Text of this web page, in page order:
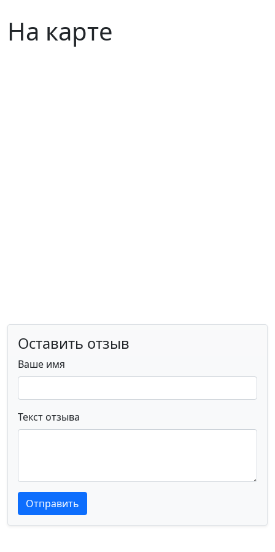
На карте
Оставить отзыв
Ваше имя
Текст отзыва
Текст отзыва
Текст отзыва
Отправить